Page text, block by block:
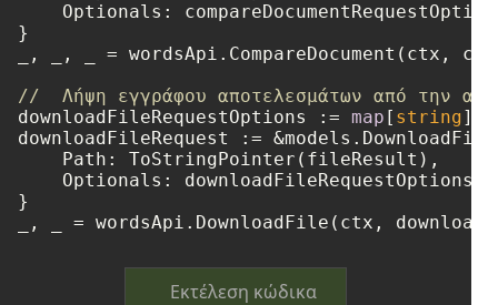
Optionals:
}
_, _, _ = wordsApi.CompareDocument(ctx,
//  Λήψη εγγράφου αποτελεσμάτων από την
downloadFileRequestOptions := map [ string]
downloadFileRequest :=
    Path: ToStringPointer(fileResult),
    Optionals: downloadFileRequestOptions,
}
Εκτέλεση κώδικα